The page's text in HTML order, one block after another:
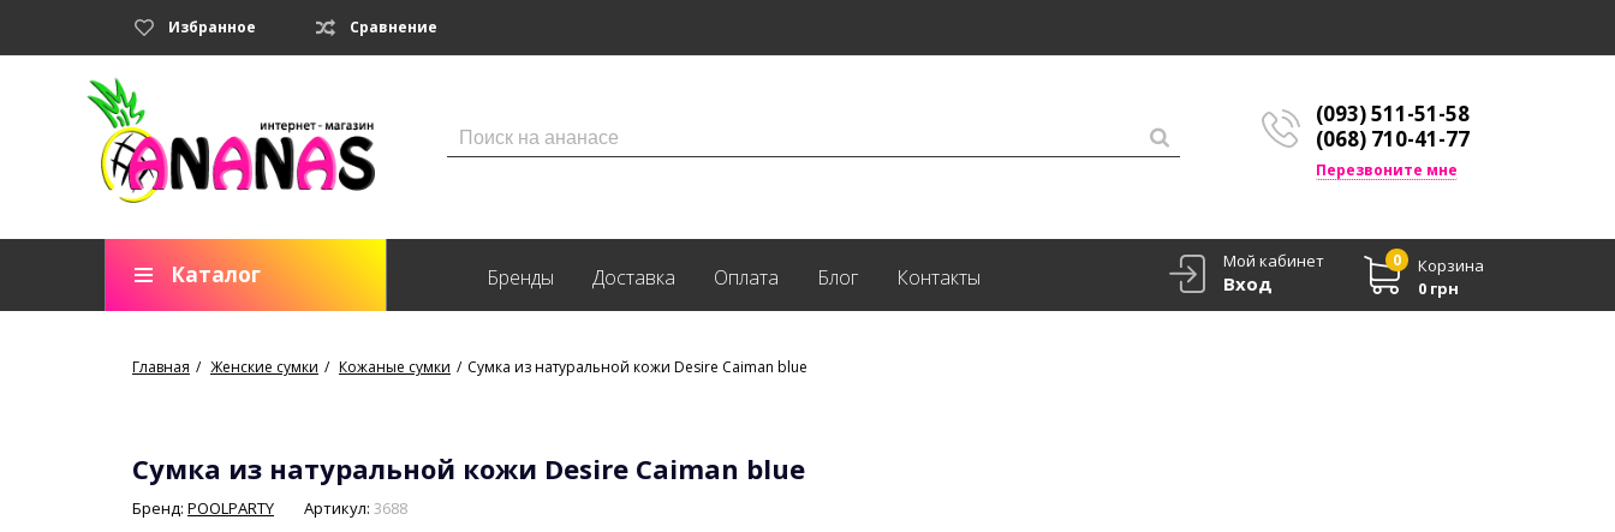
Избранное Сравнение
(093) 511-51-58
(068) 710-41-77
Перезвоните мне
0
Корзина
0 грн
Мой кабинет
Вход
Бренды Доставка Оплата Блог Контакты
Каталог
Главная Женские сумки Кожаные сумки Сумка из натуральной кожи Desire Caiman blue
Сумка из натуральной кожи Desire Caiman blue
Бренд: POOLPARTY Артикул: 3688